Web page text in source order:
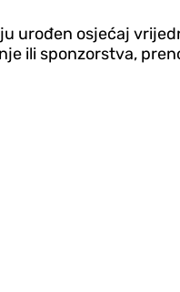
urođen osjećaj
ili sponzorstva,